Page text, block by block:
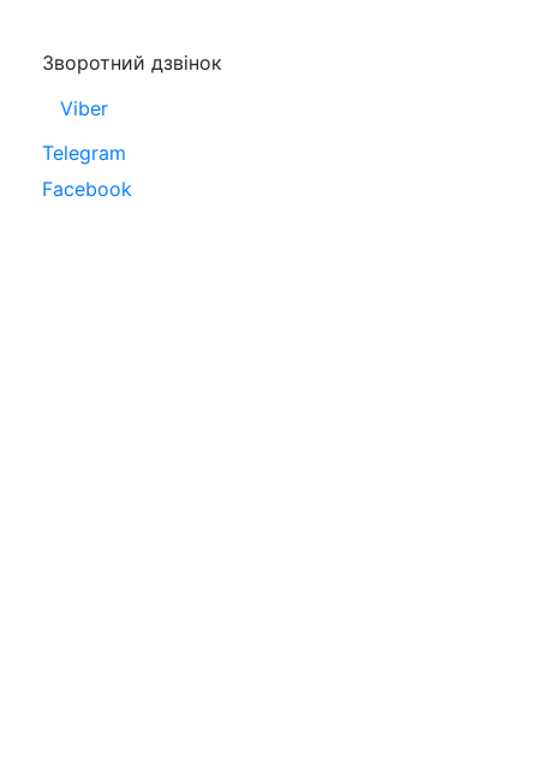
Зворотний дзвінок
Viber
Telegram
Facebook